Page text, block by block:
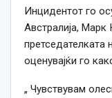
Инцидентот го
Австралија, Марк
претседателката
оценувајќи го
„ Чувствувам